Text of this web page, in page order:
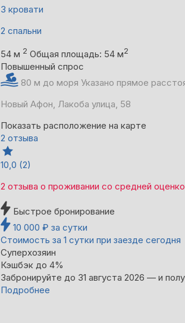
3 кровати
2 спальни
54 м 2 Общая площадь: 54 м2
Повышенный спрос
80 м до моря Указано прямое
Новый Афон, Лакоба улица, 58
Показать расположение на карте
2 отзыва
10,0 (2)
2 отзыва о проживании со средней
Быстрое бронирование
10 000 ₽ за сутки
Стоимость за 1 сутки при заезде сегодня
Суперхозяин
Кэшбэк до 4%
Забронируйте до 31 августа 2026 — и
Подробнее